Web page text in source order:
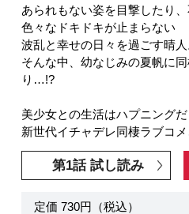
あられもない姿を目撃したり
色々なドキドキが止まらない
波乱と幸せの日々を過ごす晴人
そんな中、幼なじみの夏帆に
り…!?
美少女との生活はハプニング
新世代イチャデレ同棲ラブコ
第1話 試し読み
定価 730円（税込）